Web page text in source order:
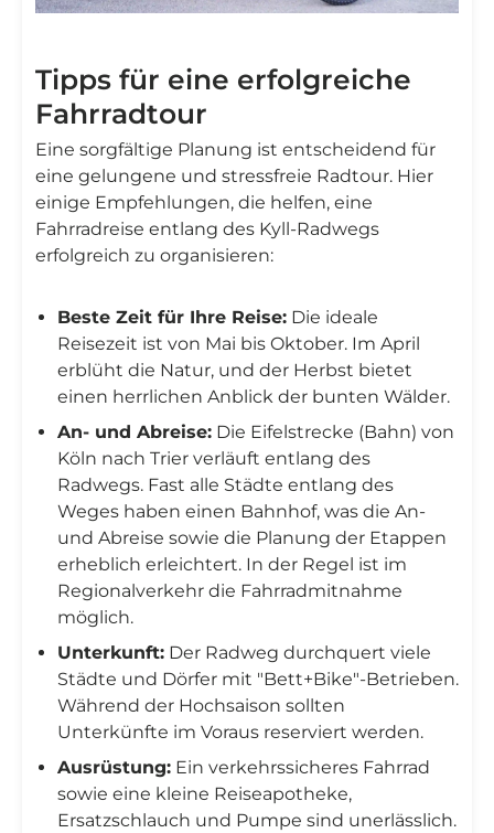
Tipps für eine erfolgreiche
Fahrradtour
Eine sorgfältige Planung ist entscheidend für
eine gelungene und stressfreie Radtour. Hier
einige Empfehlungen, die helfen, eine
Fahrradreise entlang des Kyll-Radwegs
erfolgreich zu organisieren:
Beste Zeit für Ihre Reise: Die ideale
Reisezeit ist von Mai bis Oktober. Im April
erblüht die Natur, und der Herbst bietet
einen herrlichen Anblick der bunten Wälder.
An- und Abreise: Die Eifelstrecke (Bahn) von
Köln nach Trier verläuft entlang des
Radwegs. Fast alle Städte entlang des
Weges haben einen Bahnhof, was die An-
und Abreise sowie die Planung der Etappen
erheblich erleichtert. In der Regel ist im
Regionalverkehr die Fahrradmitnahme
möglich.
Unterkunft: Der Radweg durchquert viele
Städte und Dörfer mit "Bett+Bike"-Betrieben.
Während der Hochsaison sollten
Unterkünfte im Voraus reserviert werden.
Ausrüstung: Ein verkehrssicheres Fahrrad
sowie eine kleine Reiseapotheke,
Ersatzschlauch und Pumpe sind unerlässlich.